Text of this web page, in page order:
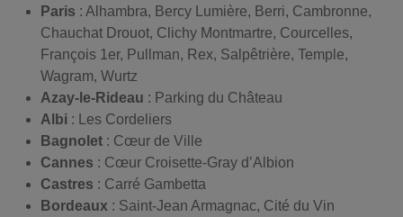
Paris : Alhambra, Bercy Lumière, Berri, Cambronne,
Chauchat Drouot, Clichy Montmartre, Courcelles,
François 1er, Pullman, Rex, Salpêtrière, Temple,
Wagram, Wurtz
Azay-le-Rideau : Parking du Château
Albi : Les Cordeliers
Bagnolet : Cœur de Ville
Cannes : Cœur Croisette-Gray d’Albion
Castres : Carré Gambetta
Bordeaux : Saint-Jean Armagnac, Cité du Vin